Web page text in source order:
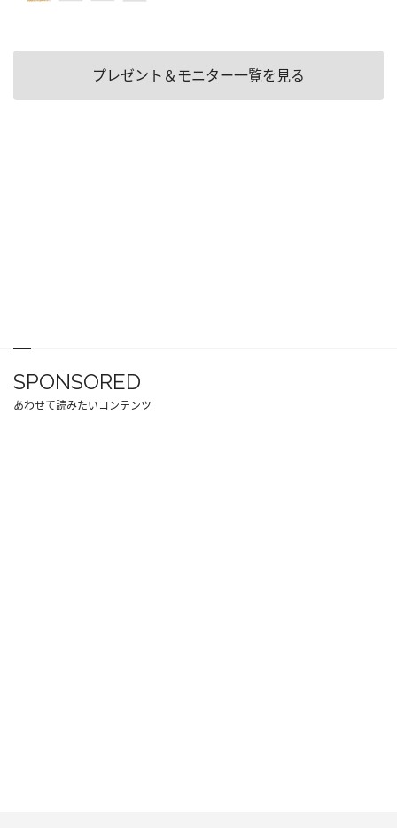
プレゼント＆モニター一覧を見る
SPONSORED
あわせて読みたいコンテンツ